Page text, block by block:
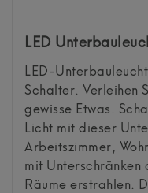
LED
LED-
Schalter. Verleihen
gewisse Etwas.
Licht mit dieser
Arbeitszimmer,
mit Unterschränken
Räume erstrahlen.